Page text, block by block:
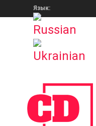
Язык: